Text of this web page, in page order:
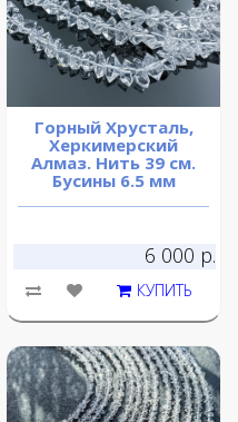
Горный Хрусталь,
Херкимерский
Алмаз. Нить 39 см.
Бусины 6.5 мм
6 000 р.
КУПИТЬ